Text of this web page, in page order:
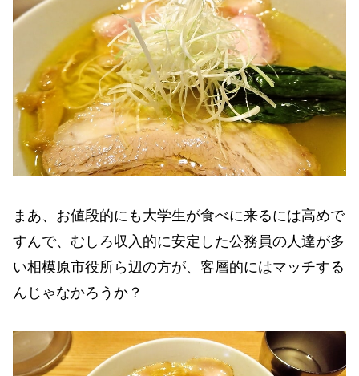
まあ、お値段的にも大学生が食べに来るには高めで
すんで、むしろ収入的に安定した公務員の人達が多
い相模原市役所ら辺の方が、客層的にはマッチする
んじゃなかろうか？